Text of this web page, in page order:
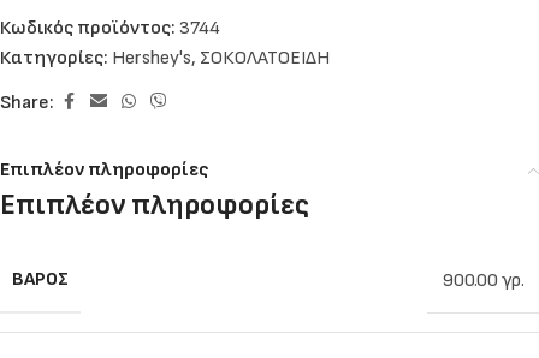
Κωδικός προϊόντος: 3744
Κατηγορίες: Hershey's, ΣΟΚΟΛΑΤΟΕΙΔΗ
Share:
Επιπλέον πληροφορίες
Επιπλέον πληροφορίες
ΒΆΡΟΣ 900.00 γρ.